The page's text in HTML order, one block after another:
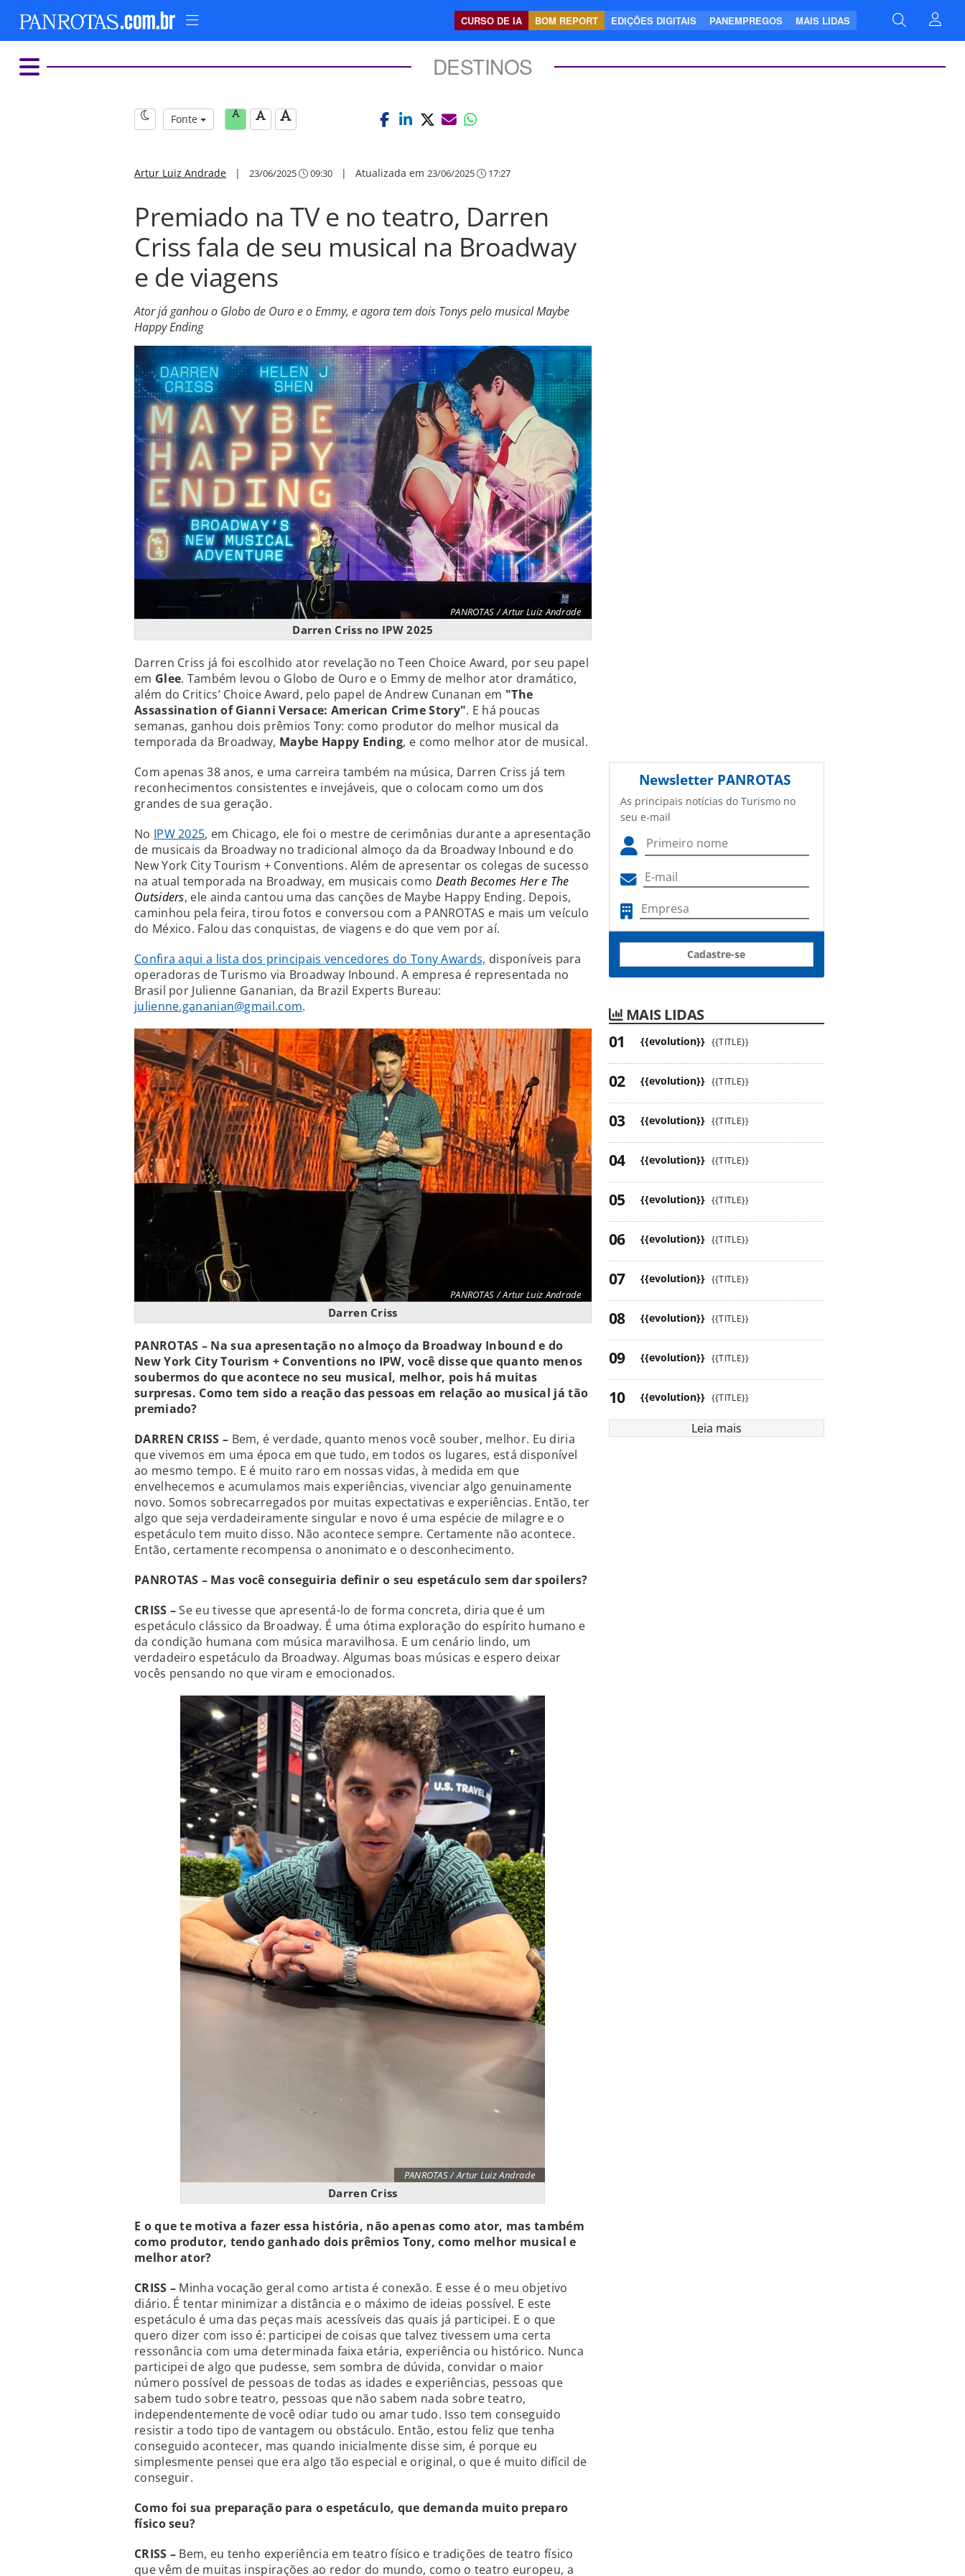
CURSO DE IA BOM REPORT EDIÇÕES DIGITAIS PANEMPREGOS MAIS LIDAS
DESTINOS
Fonte
Artur Luiz Andrade | 23/06/2025 09:30 | Atualizada em 23/06/2025 17:27
Premiado na TV e no teatro, Darren
Criss fala de seu musical na Broadway
e de viagens
Ator já ganhou o Globo de Ouro e o Emmy, e agora tem dois Tonys pelo musical Maybe
Happy Ending
PANROTAS / Artur Luiz Andrade
Darren Criss no IPW 2025
Darren Criss já foi escolhido ator revelação no Teen Choice Award, por seu papel
em Glee. Também levou o Globo de Ouro e o Emmy de melhor ator dramático,
além do Critics’ Choice Award, pelo papel de Andrew Cunanan em "The
Assassination of Gianni Versace: American Crime Story". E há poucas
semanas, ganhou dois prêmios Tony: como produtor do melhor musical da
temporada da Broadway, Maybe Happy Ending, e como melhor ator de musical.
Com apenas 38 anos, e uma carreira também na música, Darren Criss já tem
reconhecimentos consistentes e invejáveis, que o colocam como um dos
grandes de sua geração.
No IPW 2025, em Chicago, ele foi o mestre de cerimônias durante a apresentação
de musicais da Broadway no tradicional almoço da da Broadway Inbound e do
New York City Tourism + Conventions. Além de apresentar os colegas de sucesso
na atual temporada na Broadway, em musicais como Death Becomes Her e The
Outsiders, ele ainda cantou uma das canções de Maybe Happy Ending. Depois,
caminhou pela feira, tirou fotos e conversou com a PANROTAS e mais um veículo
do México. Falou das conquistas, de viagens e do que vem por aí.
Confira aqui a lista dos principais vencedores do Tony Awards, disponíveis para
operadoras de Turismo via Broadway Inbound. A empresa é representada no
Brasil por Julienne Gananian, da Brazil Experts Bureau:
julienne.gananian@gmail.com.
PANROTAS / Artur Luiz Andrade
Darren Criss
PANROTAS – Na sua apresentação no almoço da Broadway Inbound e do
New York City Tourism + Conventions no IPW, você disse que quanto menos
soubermos do que acontece no seu musical, melhor, pois há muitas
surpresas. Como tem sido a reação das pessoas em relação ao musical já tão
premiado?
DARREN CRISS – Bem, é verdade, quanto menos você souber, melhor. Eu diria
que vivemos em uma época em que tudo, em todos os lugares, está disponível
ao mesmo tempo. E é muito raro em nossas vidas, à medida em que
envelhecemos e acumulamos mais experiências, vivenciar algo genuinamente
novo. Somos sobrecarregados por muitas expectativas e experiências. Então, ter
algo que seja verdadeiramente singular e novo é uma espécie de milagre e o
espetáculo tem muito disso. Não acontece sempre. Certamente não acontece.
Então, certamente recompensa o anonimato e o desconhecimento.
PANROTAS – Mas você conseguiria definir o seu espetáculo sem dar spoilers?
CRISS –Se eu tivesse que apresentá-lo de forma concreta, diria que é um
espetáculo clássico da Broadway. É uma ótima exploração do espírito humano e
da condição humana com música maravilhosa. E um cenário lindo, um
verdadeiro espetáculo da Broadway. Algumas boas músicas e espero deixar
vocês pensando no que viram e emocionados.
PANROTAS / Artur Luiz Andrade
Darren Criss
E o que te motiva a fazer essa história, não apenas como ator, mas também
como produtor, tendo ganhado dois prêmios Tony, como melhor musical e
melhor ator?
CRISS – Minha vocação geral como artista é conexão. E esse é o meu objetivo
diário. É tentar minimizar a distância e o máximo de ideias possível. E este
espetáculo é uma das peças mais acessíveis das quais já participei. E o que
quero dizer com isso é: participei de coisas que talvez tivessem uma certa
ressonância com uma determinada faixa etária, experiência ou histórico. Nunca
participei de algo que pudesse, sem sombra de dúvida, convidar o maior
número possível de pessoas de todas as idades e experiências, pessoas que
sabem tudo sobre teatro, pessoas que não sabem nada sobre teatro,
independentemente de você odiar tudo ou amar tudo. Isso tem conseguido
resistir a todo tipo de vantagem ou obstáculo. Então, estou feliz que tenha
conseguido acontecer, mas quando inicialmente disse sim, é porque eu
simplesmente pensei que era algo tão especial e original, o que é muito difícil de
conseguir.
Como foi sua preparação para o espetáculo, que demanda muito preparo
físico seu?
CRISS – Bem, eu tenho experiência em teatro físico e tradições de teatro físico
que vêm de muitas inspirações ao redor do mundo, como o teatro europeu, a
Newsletter PANROTAS
As principais notícias do Turismo no
seu e-mail
Cadastre-se
MAIS LIDAS
{{evolution}} {{TITLE}}
{{evolution}} {{TITLE}}
{{evolution}} {{TITLE}}
{{evolution}} {{TITLE}}
{{evolution}} {{TITLE}}
{{evolution}} {{TITLE}}
{{evolution}} {{TITLE}}
{{evolution}} {{TITLE}}
{{evolution}} {{TITLE}}
{{evolution}} {{TITLE}}
Leia mais